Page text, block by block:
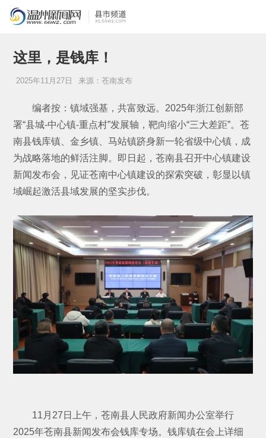
这里，是钱库！
2025年11月27日 来源：苍南发布
编者按：镇域强基，共富致远。2025年浙江创新部
署“县城-中心镇-重点村”发展轴，靶向缩小“三大差距”。苍
南县钱库镇、金乡镇、马站镇跻身新一轮省级中心镇，成
为战略落地的鲜活注脚。即日起，苍南县召开中心镇建设
新闻发布会，见证苍南中心镇建设的探索突破，彰显以镇
域崛起激活县域发展的坚实步伐。
11月27日上午，苍南县人民政府新闻办公室举行
2025年苍南县新闻发布会钱库专场。钱库镇在会上详细